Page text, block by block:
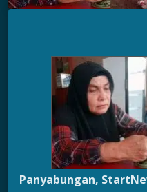
Panyabungan,